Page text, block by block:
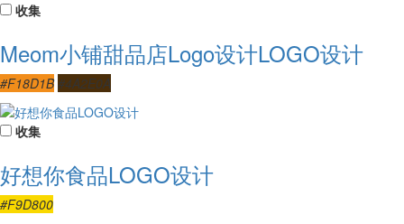
收集
Meom小铺甜品店Logo设计LOGO设计
#F18D1B #4A2E0A
收集
好想你食品LOGO设计
#F9D800